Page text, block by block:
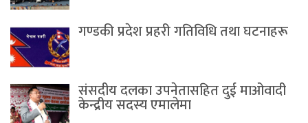
गण्डकी प्रदेश प्रहरी गतिविधि तथा घटनाहरू
संसदीय दलका उपनेतासहित दुई माओवादी
केन्द्रीय सदस्य एमालेमा